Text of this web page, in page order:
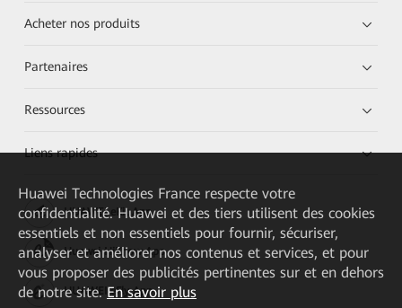
Acheter nos produits
Partenaires
Ressources
Liens rapides
HUAWEI eKit App
Huawei HiKnow App
HUAWEI eFly App
Huawei Technologies France respecte votre
confidentialité. Huawei et des tiers utilisent des cookies
essentiels et non essentiels pour fournir, sécuriser,
analyser et améliorer nos contenus et services, et pour
vous proposer des publicités pertinentes sur et en dehors
de notre site. En savoir plus